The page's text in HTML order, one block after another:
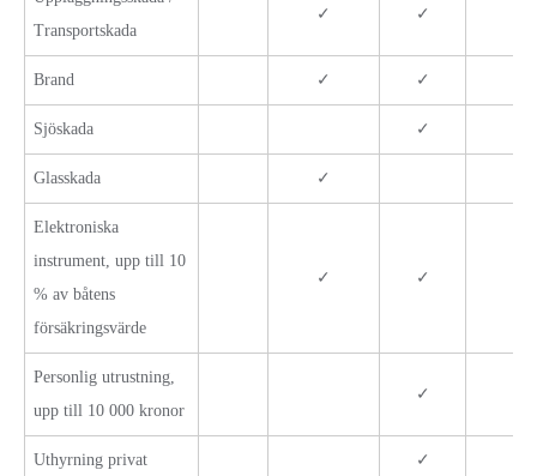
Transportskada
✓ ✓
Brand ✓ ✓
Sjöskada ✓
Glasskada ✓
Elektroniska
instrument, upp till 10
% av båtens
försäkringsvärde
✓ ✓
Personlig utrustning,
upp till 10 000 kronor
✓
Uthyrning privat ✓